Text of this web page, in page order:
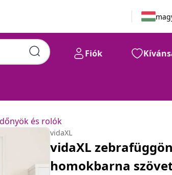
Fiók
és rolók
vidaXL
vidaXL
homokbarna